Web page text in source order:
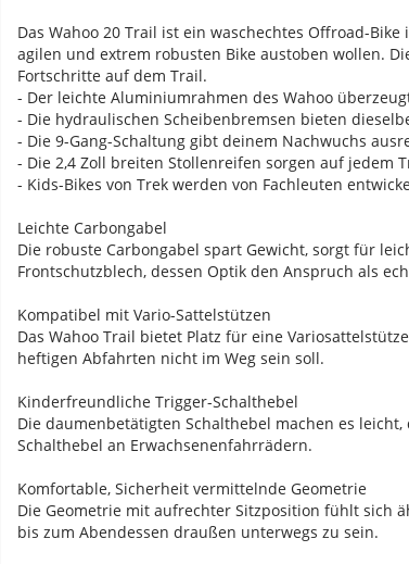
Das Wahoo 20 Trail ist ein waschechtes Offroad-
agilen und extrem robusten Bike austoben wollen.
Fortschritte auf dem Trail.
- Der leichte Aluminiumrahmen des Wahoo
- Die hydraulischen Scheibenbremsen bieten
- Die 9-Gang-Schaltung gibt deinem Nachwuchs
- Die 2,4 Zoll breiten Stollenreifen sorgen auf jedem
- Kids-Bikes von Trek werden von Fachleuten
Leichte Carbongabel
Die robuste Carbongabel spart Gewicht, sorgt für
Frontschutzblech, dessen Optik den Anspruch als
Kompatibel mit Vario-Sattelstützen
Das Wahoo Trail bietet Platz für eine
heftigen Abfahrten nicht im Weg sein soll.
Kinderfreundliche Trigger-Schalthebel
Die daumenbetätigten Schalthebel machen es
Schalthebel an Erwachsenenfahrrädern.
Komfortable, Sicherheit vermittelnde Geometrie
Die Geometrie mit aufrechter Sitzposition fühlt sich
bis zum Abendessen draußen unterwegs zu sein.